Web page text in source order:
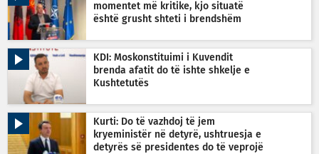
momentet më kritike, kjo situatë
është grusht shteti i brendshëm
KDI: Moskonstituimi i Kuvendit
brenda afatit do të ishte shkelje e
Kushtetutës
Kurti: Do të vazhdoj të jem
kryeministër në detyrë, ushtruesja e
detyrës së presidentes do të veprojë